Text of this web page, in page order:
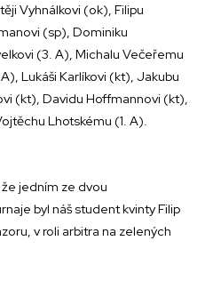
Vyhnálkovi (ok), Filipu
(sp), Dominiku
(3. A), Michalu Večeřemu
Lukáši Karlíkovi (kt), Jakubu
(kt), Davidu Hoffmannovi (kt),
Lhotskému (1. A).
jedním ze dvou
byl náš student kvinty Filip
v roli arbitra na zelených